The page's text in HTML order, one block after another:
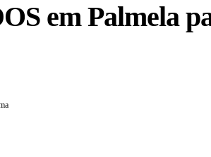
em Palmela